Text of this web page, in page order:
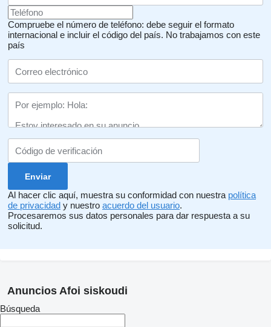
Compruebe el número de teléfono: debe seguir el formato
internacional e incluir el código del país. No trabajamos con este
país
Al hacer clic aquí, muestra su conformidad con nuestra política
de privacidad y nuestro acuerdo del usuario.
Procesaremos sus datos personales para dar respuesta a su
solicitud.
Anuncios Afoi siskoudi
Búsqueda